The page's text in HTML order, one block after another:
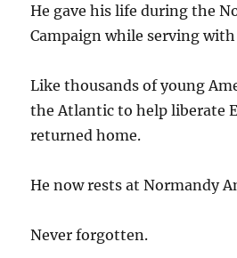
He gave his life during the
Campaign while serving with
Like thousands of young
the Atlantic to help liberate
returned home.
He now rests at Normandy
Never forgotten.